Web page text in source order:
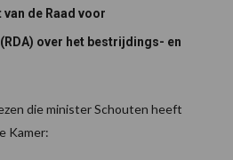
de Raad voor
over het bestrijdings- en
die minister Schouten heeft
Kamer: